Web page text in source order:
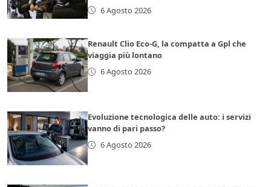
6 Agosto 2026
Renault Clio Eco-G, la compatta a Gpl che
viaggia più lontano
6 Agosto 2026
Evoluzione tecnologica delle auto: i servizi
vanno di pari passo?
6 Agosto 2026